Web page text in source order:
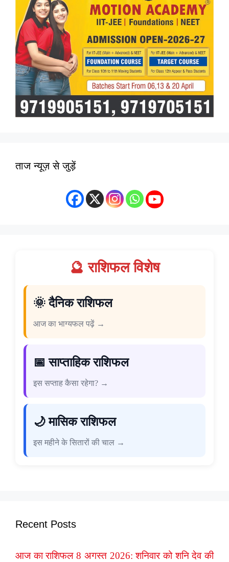
ताज न्यूज़ से जुड़ें
🔮 राशिफल विशेष
🌞 दैनिक राशिफल
आज का भाग्यफल पढ़ें →
📅 साप्ताहिक राशिफल
इस सप्ताह कैसा रहेगा? →
🌙 मासिक राशिफल
इस महीने के सितारों की चाल →
Recent Posts
आज का राशिफल 8 अगस्त 2026: शनिवार को शनि देव की